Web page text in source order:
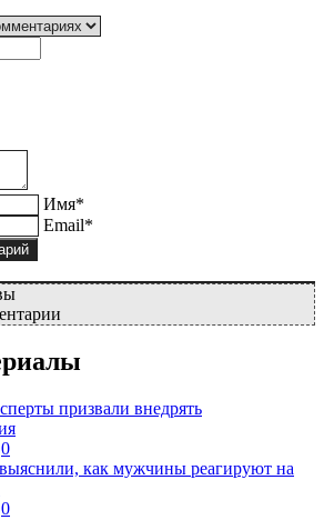
Имя*
Email*
призвали внедрять
0
как мужчины реагируют на
0